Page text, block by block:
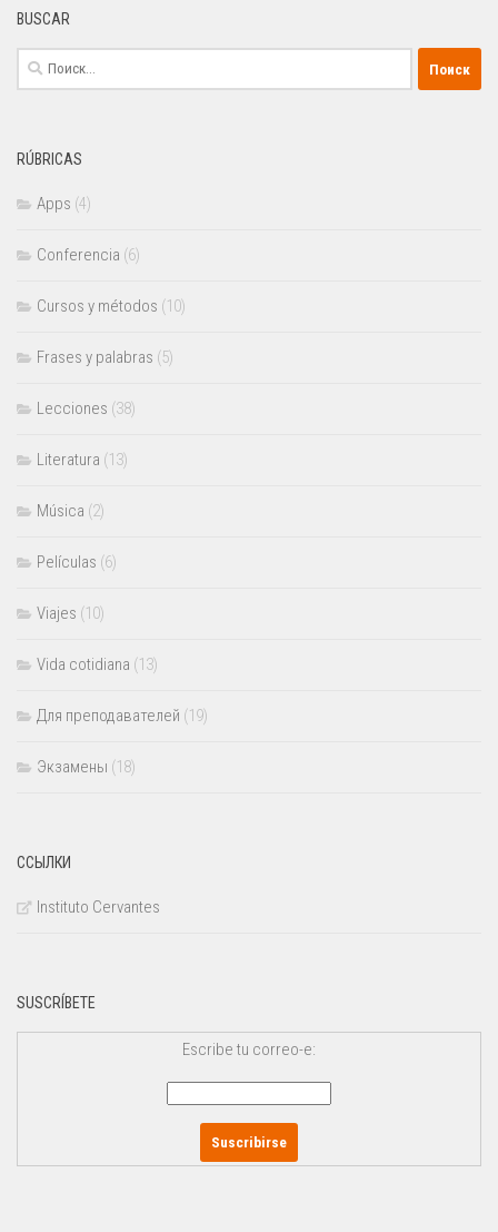
BUSCAR
Найти:
RÚBRICAS
Apps (4)
Conferencia (6)
Cursos y métodos (10)
Frases y palabras (5)
Lecciones (38)
Literatura (13)
Música (2)
Películas (6)
Viajes (10)
Vida cotidiana (13)
Для преподавателей (19)
Экзамены (18)
ССЫЛКИ
Instituto Cervantes
SUSCRÍBETE
Escribe tu correo-e: